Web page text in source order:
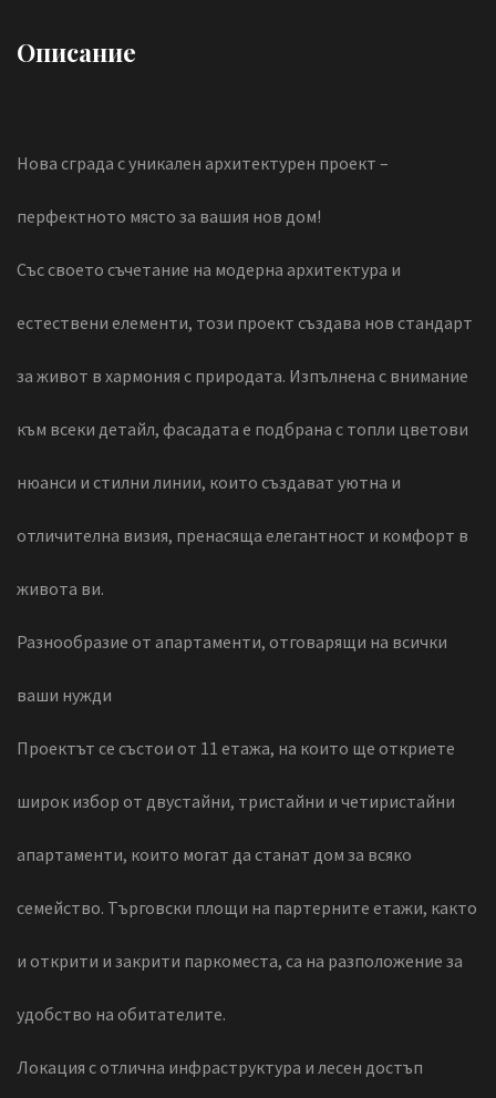
Описание
Нова сграда с уникален архитектурен проект –
перфектното място за вашия нов дом!
Със своето съчетание на модерна архитектура и
естествени елементи, този проект създава нов стандарт
за живот в хармония с природата. Изпълнена с внимание
към всеки детайл, фасадата е подбрана с топли цветови
нюанси и стилни линии, които създават уютна и
отличителна визия, пренасяща елегантност и комфорт в
живота ви.
Разнообразие от апартаменти, отговарящи на всички
ваши нужди
Проектът се състои от 11 етажа, на които ще откриете
широк избор от двустайни, тристайни и четиристайни
апартаменти, които могат да станат дом за всяко
семейство. Търговски площи на партерните етажи, както
и открити и закрити паркоместа, са на разположение за
удобство на обитателите.
Локация с отлична инфраструктура и лесен достъп